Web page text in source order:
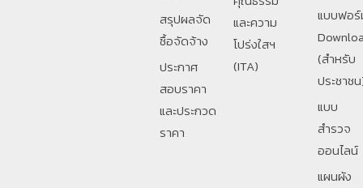
สรุปผลจัด
ซื้อจัดจ้าง
ประกาศ
สอบราคา
และประกวด
ราคา
และความ
โปร่งใสฯ
(ITA)
แบบฟอ
(สำหรับ
ประชาช
แบบ
สำรวจ
ออนไลน์
แผนผัง